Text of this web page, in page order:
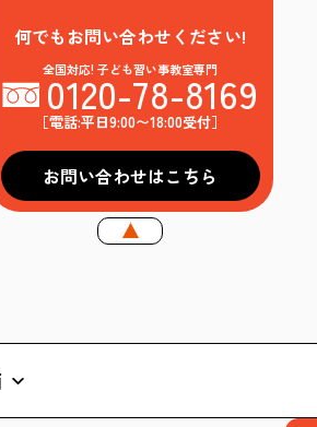
何でもお問い合わせください!
全国対応! 子ども習い事教室専門
0120-78-8169
［電話:平日9:00〜18:00受付］
お問い合わせはこちら